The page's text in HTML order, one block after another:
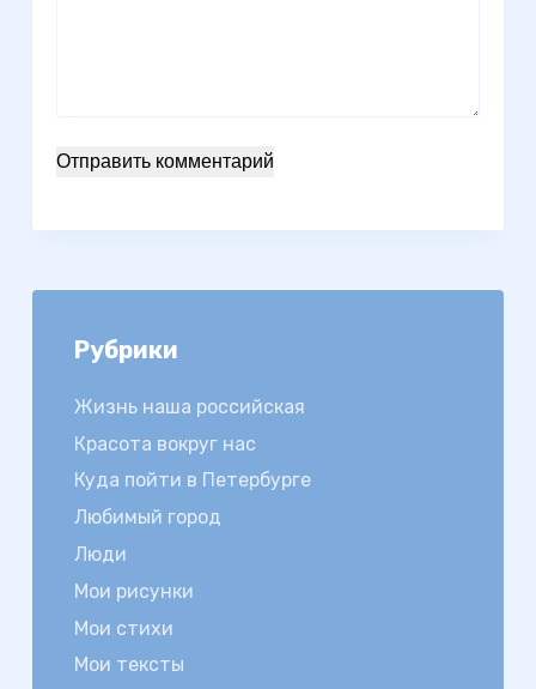
Отправить комментарий
Рубрики
Жизнь наша российская
Красота вокруг нас
Куда пойти в Петербурге
Любимый город
Люди
Мои рисунки
Мои стихи
Мои тексты